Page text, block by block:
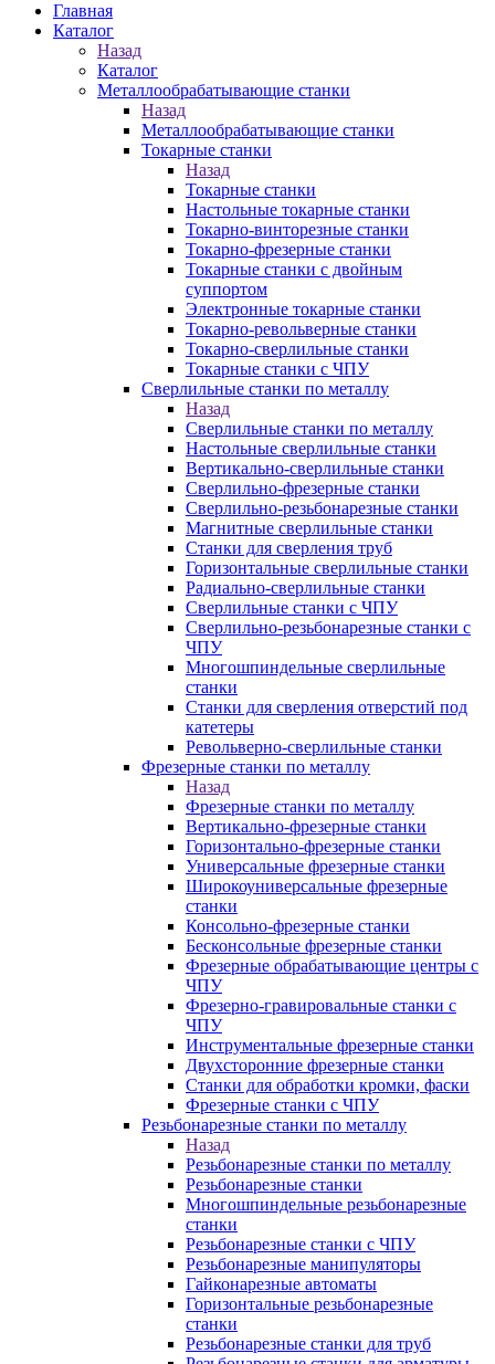
Главная
Каталог
Назад
Каталог
Металлообрабатывающие станки
Назад
Металлообрабатывающие станки
Токарные станки
Назад
Токарные станки
Настольные токарные станки
Токарно-винторезные станки
Токарно-фрезерные станки
Токарные станки с двойным
суппортом
Электронные токарные станки
Токарно-револьверные станки
Токарно-сверлильные станки
Токарные станки с ЧПУ
Сверлильные станки по металлу
Назад
Сверлильные станки по металлу
Настольные сверлильные станки
Вертикально-сверлильные станки
Сверлильно-фрезерные станки
Сверлильно-резьбонарезные станки
Магнитные сверлильные станки
Станки для сверления труб
Горизонтальные сверлильные станки
Радиально-сверлильные станки
Сверлильные станки с ЧПУ
Сверлильно-резьбонарезные станки с
ЧПУ
Многошпиндельные сверлильные
станки
Станки для сверления отверстий под
катетеры
Револьверно-сверлильные станки
Фрезерные станки по металлу
Назад
Фрезерные станки по металлу
Вертикально-фрезерные станки
Горизонтально-фрезерные станки
Универсальные фрезерные станки
Широкоуниверсальные фрезерные
станки
Консольно-фрезерные станки
Бесконсольные фрезерные станки
Фрезерные обрабатывающие центры с
ЧПУ
Фрезерно-гравировальные станки с
ЧПУ
Инструментальные фрезерные станки
Двухсторонние фрезерные станки
Станки для обработки кромки, фаски
Фрезерные станки с ЧПУ
Резьбонарезные станки по металлу
Назад
Резьбонарезные станки по металлу
Резьбонарезные станки
Многошпиндельные резьбонарезные
станки
Резьбонарезные станки с ЧПУ
Резьбонарезные манипуляторы
Гайконарезные автоматы
Горизонтальные резьбонарезные
станки
Резьбонарезные станки для труб